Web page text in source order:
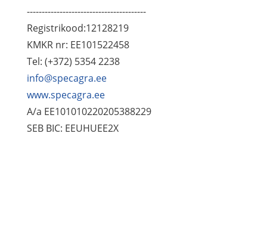
----------------------------------------
Registrikood:12128219
KMKR nr: EE101522458
Tel: (+372) 5354 2238
info@specagra.ee
www.specagra.ee
A/a EE101010220205388229
SEB BIC: EEUHUEE2X